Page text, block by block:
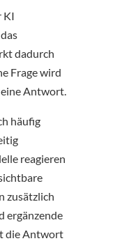
KI
dadurch
Frage wird
Antwort.
häufig
reagieren
zusätzlich
ergänzende
die Antwort